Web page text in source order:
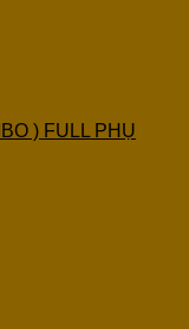
) FULL PHỤ